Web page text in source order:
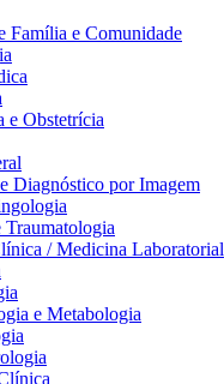
Família e Comunidade
e Obstetrícia
Diagnóstico por Imagem
Traumatologia
/ Medicina Laboratorial
e Metabologia